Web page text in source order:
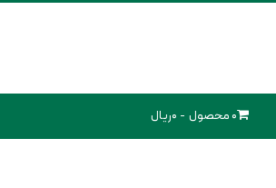
0 محصول 0ریال